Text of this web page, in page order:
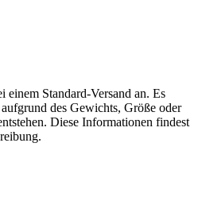
Standard-Versand an. Es
des Gewichts, Größe oder
Diese Informationen findest